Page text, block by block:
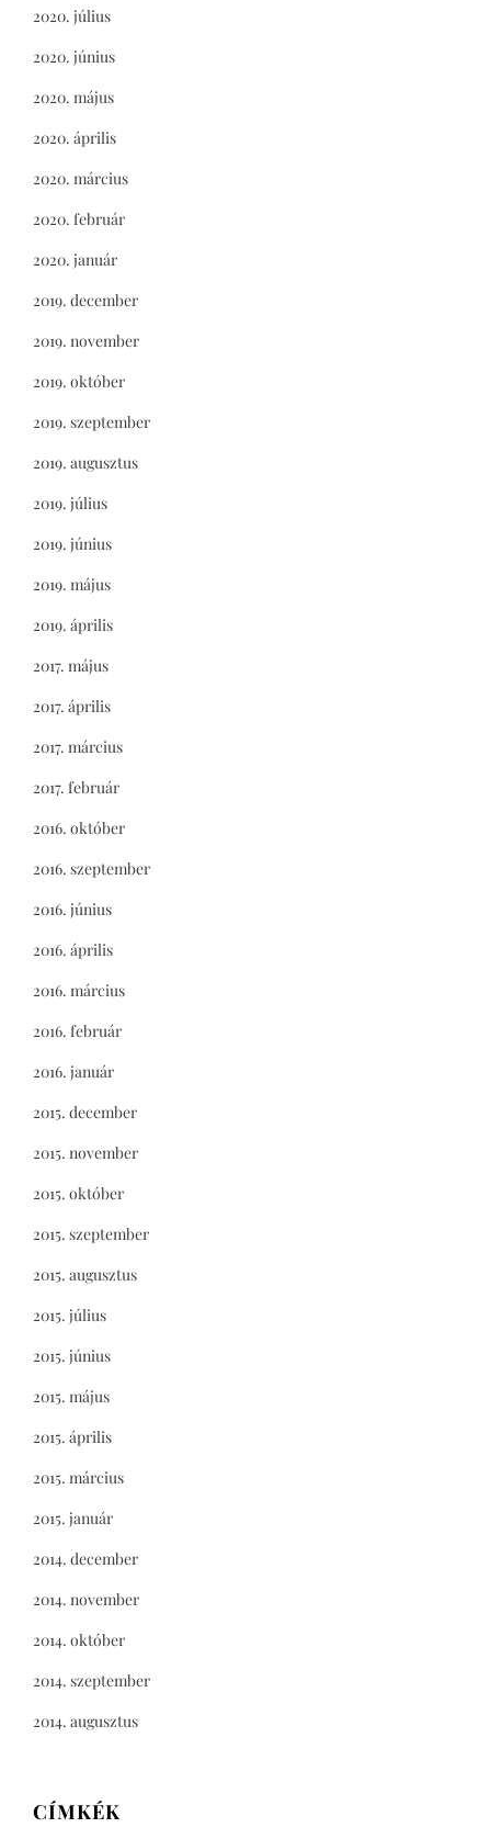
2020. július
2020. június
2020. május
2020. április
2020. március
2020. február
2020. január
2019. december
2019. november
2019. október
2019. szeptember
2019. augusztus
2019. július
2019. június
2019. május
2019. április
2017. május
2017. április
2017. március
2017. február
2016. október
2016. szeptember
2016. június
2016. április
2016. március
2016. február
2016. január
2015. december
2015. november
2015. október
2015. szeptember
2015. augusztus
2015. július
2015. június
2015. május
2015. április
2015. március
2015. január
2014. december
2014. november
2014. október
2014. szeptember
2014. augusztus
CÍMKÉK